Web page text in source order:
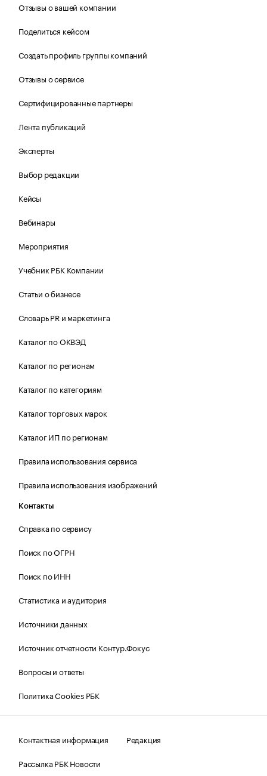
Отзывы о вашей компании
Поделиться кейсом
Создать профиль группы компаний
Отзывы о сервисе
Сертифицированные партнеры
Лента публикаций
Эксперты
Выбор редакции
Кейсы
Вебинары
Мероприятия
Учебник РБК Компании
Статьи о бизнесе
Словарь PR и маркетинга
Каталог по ОКВЭД
Каталог по регионам
Каталог по категориям
Каталог торговых марок
Каталог ИП по регионам
Правила использования сервиса
Правила использования изображений
Контакты
Справка по сервису
Поиск по ОГРН
Поиск по ИНН
Статистика и аудитория
Источники данных
Источник отчетности Контур.Фокус
Вопросы и ответы
Политика Cookies РБК
Контактная информация
Редакция
Рассылка РБК Новости